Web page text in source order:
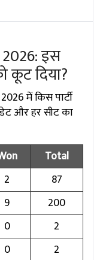
2026: इस
कूट दिया?
में किस पार्टी
और हर सीट का
Total
2
87
9
200
0
2
0
2